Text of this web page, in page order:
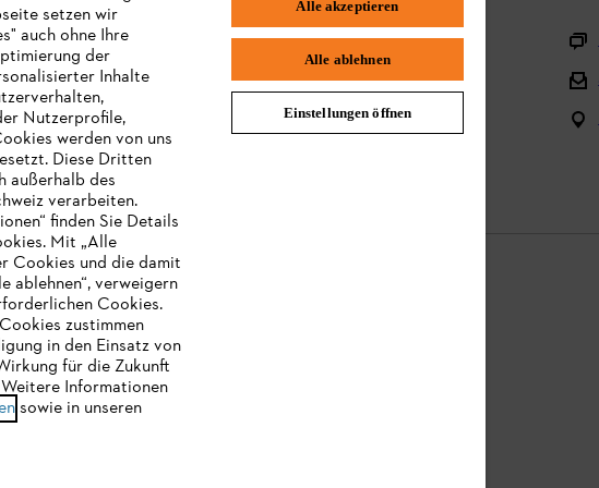
Sortiment
Batterien und elektrische Geräte
Bedienungsanleitungen
Cookies Rechtliche Informationen
setzen wir
auch ohne Ihre
der
Inhalte
Nutzerprofile,
werden von uns
Diese Dritten
außerhalb des
verarbeiten.
finden Sie Details
Mit „Alle
Cookies und die damit
ablehnen“, verweigern
Cookies.
zustimmen
in den Einsatz von
für die Zukunft
Informationen
sowie in unseren
Alle akzeptieren
Alle ablehnen
Einstellungen öffnen